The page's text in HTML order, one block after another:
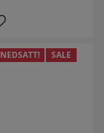
NEDSATT! SALE